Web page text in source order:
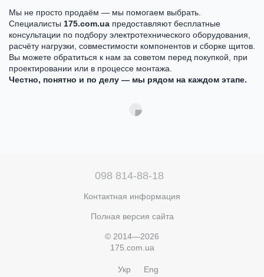
Мы не просто продаём — мы помогаем выбрать.
Специалисты 175.com.ua предоставляют бесплатные
консультации по подбору электротехнического оборудования,
расчёту нагрузки, совместимости компонентов и сборке щитов.
Вы можете обратиться к нам за советом перед покупкой, при
проектировании или в процессе монтажа.
Честно, понятно и по делу — мы рядом на каждом этапе.
098 814-88-18
Контактная информация
Полная версия сайта
© 2014—2026
175.com.ua
Укр Eng